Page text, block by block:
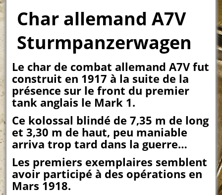
Char allemand A7V
Sturmpanzerwagen
Le char de combat allemand A7V fut
construit en 1917 à la suite de la
présence sur le front du premier
tank anglais le Mark 1.
Ce kolossal blindé de 7,35 m de long
et 3,30 m de haut, peu maniable
arriva trop tard dans la guerre…
Les premiers exemplaires semblent
avoir participé à des opérations en
Mars 1918.